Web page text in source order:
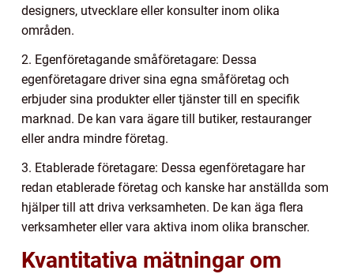
designers, utvecklare eller konsulter inom olika
områden.
2. Egenföretagande småföretagare: Dessa
egenföretagare driver sina egna småföretag och
erbjuder sina produkter eller tjänster till en specifik
marknad. De kan vara ägare till butiker, restauranger
eller andra mindre företag.
3. Etablerade företagare: Dessa egenföretagare har
redan etablerade företag och kanske har anställda som
hjälper till att driva verksamheten. De kan äga flera
verksamheter eller vara aktiva inom olika branscher.
Kvantitativa mätningar om